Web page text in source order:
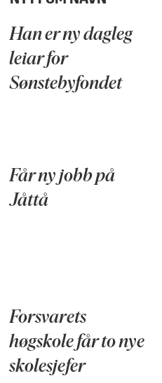
Han er ny dagleg
leiar for
Sønstebyfondet
Får ny jobb på
Jåttå
Forsvarets
høgskole får to nye
skolesjefer